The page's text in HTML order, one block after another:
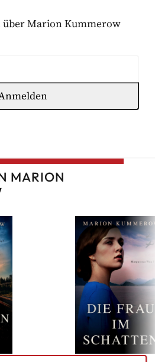
über Marion Kummerow
speziell auf mich
MARION